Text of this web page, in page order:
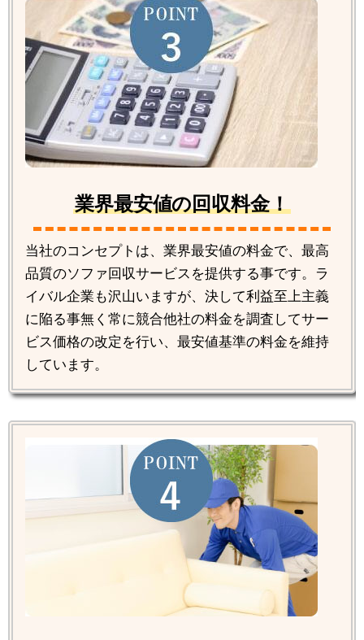
業界最安値の回収料金！
当社のコンセプトは、業界最安値の料金で、最高
品質のソファ回収サービスを提供する事です。ラ
イバル企業も沢山いますが、決して利益至上主義
に陥る事無く常に競合他社の料金を調査してサー
ビス価格の改定を行い、最安値基準の料金を維持
しています。